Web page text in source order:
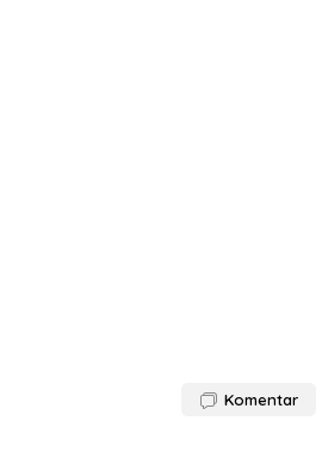
Komentar